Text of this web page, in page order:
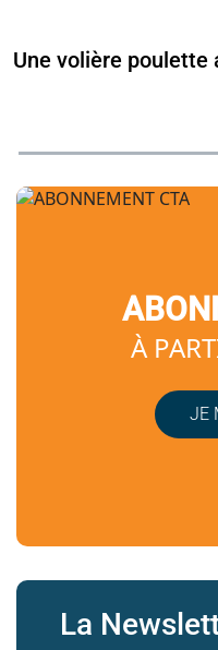
Une volière poulette
À
JE
La